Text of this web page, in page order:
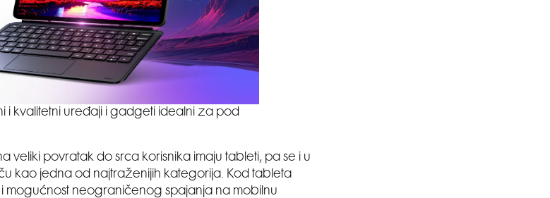
i kvalitetni uređaji i gadgeti idealni za pod
veliki povratak do srca korisnika imaju tableti, pa se i u
kao jedna od najtraženijih kategorija. Kod tableta
i mogućnost neograničenog spajanja na mobilnu